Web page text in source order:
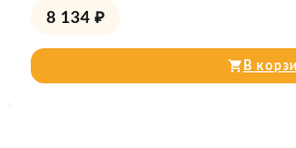
8 134 ₽
В